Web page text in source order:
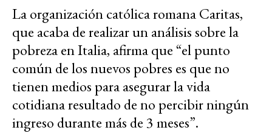
La organización católica romana Caritas,
que acaba de realizar un análisis sobre la
pobreza en Italia, afirma que “el punto
común de los nuevos pobres es que no
tienen medios para asegurar la vida
cotidiana resultado de no percibir ningún
ingreso durante más de 3 meses”.